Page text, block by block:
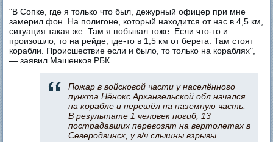
"В Сопке, где я только что был, дежурный офицер при мне
замерил фон. На полигоне, который находится от нас в 4,5 км,
ситуация такая же. Там я побывал тоже. Если что-то и
произошло, то на рейде, где-то в 1,5 км от берега. Там стоят
корабли. Происшествие если и было, то только на кораблях",
— заявил Машенков РБК.
Пожар в войсковой части у населённого
пункта Нёнокс Архангельской обл начался
на корабле и перешёл на наземную часть.
В результате 1 человек погиб, 13
пострадавших перевозят на вертолетах в
Северодвинск, у в/ч слышны взрывы.